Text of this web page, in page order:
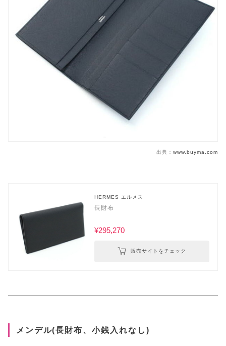
出典： www.buyma.com
HERMES エルメス
長財布
¥295,270
販売サイトをチェック
メンデル(長財布、小銭入れなし)